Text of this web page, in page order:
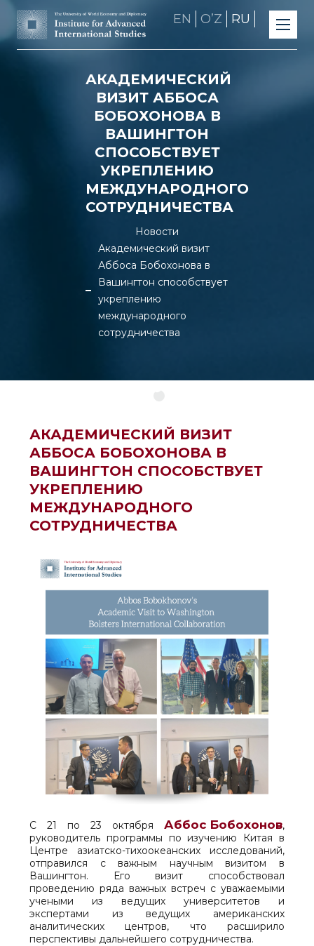
EN OʼZ RU
АКАДЕМИЧЕСКИЙ
ВИЗИТ АББОСА
БОБОХОНОВА В
ВАШИНГТОН
СПОСОБСТВУЕТ
УКРЕПЛЕНИЮ
МЕЖДУНАРОДНОГО
СОТРУДНИЧЕСТВА
Новости
Академический визит
Аббоса Бобохонова в
Вашингтон способствует
укреплению
международного
сотрудничества
АКАДЕМИЧЕСКИЙ ВИЗИТ
АББОСА БОБОХОНОВА В
ВАШИНГТОН СПОСОБСТВУЕТ
УКРЕПЛЕНИЮ
МЕЖДУНАРОДНОГО
СОТРУДНИЧЕСТВА
С 21 по 23 октября Аббос Бобохонов,
руководитель программы по изучению Китая в
Центре азиатско-тихоокеанских исследований,
отправился с важным научным визитом в
Вашингтон. Его визит способствовал
проведению ряда важных встреч с уважаемыми
учеными из ведущих университетов и
экспертами из ведущих американских
аналитических центров, что расширило
перспективы дальнейшего сотрудничества.